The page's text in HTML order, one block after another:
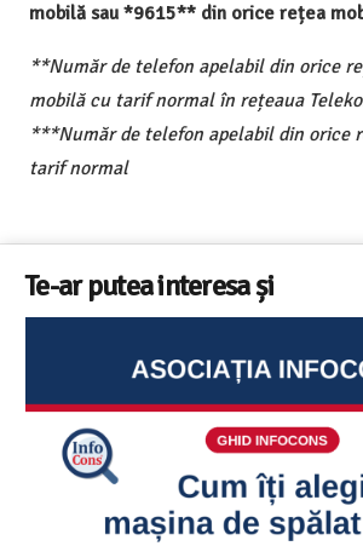
mobilă sau *9615** din orice rețea
**Număr de telefon apelabil din orice
mobilă cu tarif normal în rețeaua
***Număr de telefon apelabil din orice
tarif normal
Te-ar putea interesa și
Sunetul la televizor- 8 sfaturi utile ca
replică – ghid InfoCons